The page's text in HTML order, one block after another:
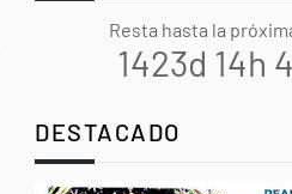
Resta hasta la
1423d 14h
DESTACADO